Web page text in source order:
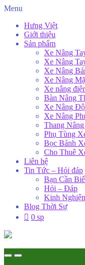
Menu
Hưng Việt
Giới thiệu
Sản phẩm
Xe Nâng
Xe Nâng
Xe Nâng
Xe Nâng
Xe nâng
Bàn Nâng
Xe Nâng
Xe Nâng
Thang
Phụ Tùng
Bọc Bánh
Cho Thuê
Liên hệ
Tin Tức – Hỏi đáp
Bạn Cần
Hỏi – Đáp
Kinh
Blog Thời Sự
0 sp